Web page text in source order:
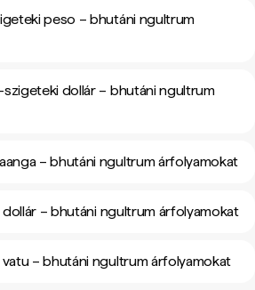
peso – bhutáni ngultrum
szigeteki dollár – bhutáni ngultrum
– bhutáni ngultrum árfolyamokat
dollár – bhutáni ngultrum árfolyamokat
– bhutáni ngultrum árfolyamokat